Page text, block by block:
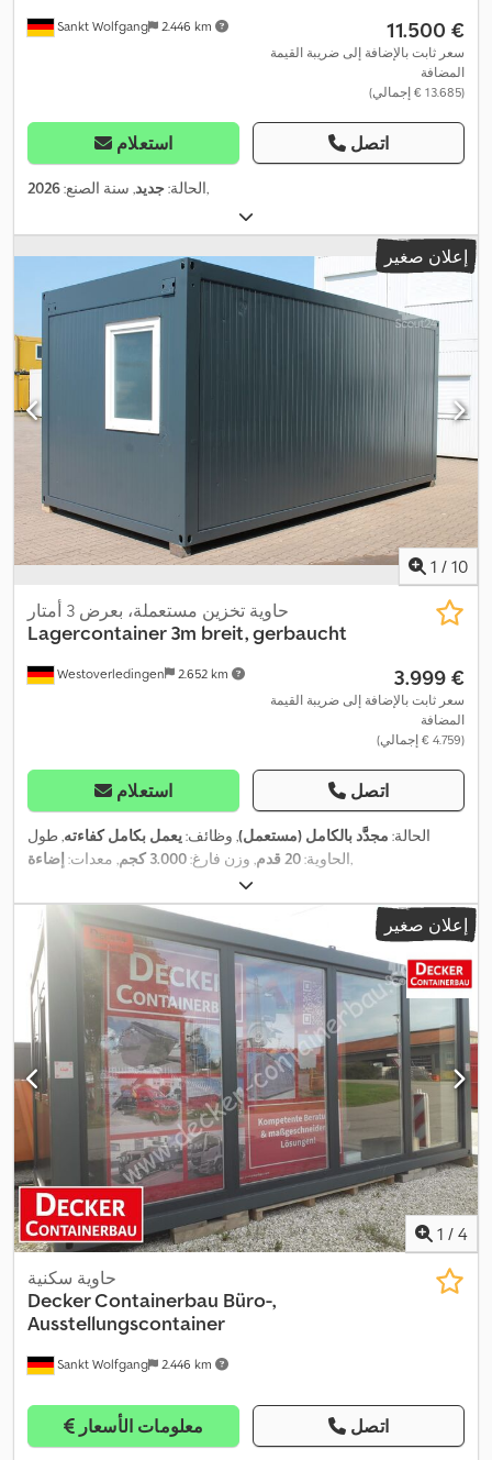
Sankt Wolfgang 2.446 km ‏11.500 €
سعر ثابت بالإضافة إلى ضريبة القيمة
المضافة
(‏13.685 € إجمالي)
استعلام اتصل
الحالة:جديد, سنة الصنع:2026 ,
إعلان صغير
1 / 10
Westoverledingen 2.652 km
حاوية تخزين مستعملة، بعرض 3 أمتار
Lagercontainer 3m breit, gerbaucht
‏3.999 €
سعر ثابت بالإضافة إلى ضريبة القيمة
المضافة
(‏4.759 € إجمالي)
استعلام اتصل
الحالة: مجدَّد بالكامل (مستعمل), وظائف:يعمل بكامل كفاءته, طول
الحاوية:20 قدم , وزن فارغ:3.000 كجم , معدات: إضاءة ,
إعلان صغير
1 / 4
Sankt Wolfgang 2.446 km
حاوية سكنية
Decker Containerbau Büro-,
Ausstellungscontainer
معلومات الأسعار اتصل